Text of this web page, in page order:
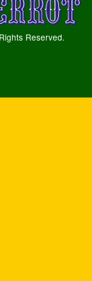
Reserved.